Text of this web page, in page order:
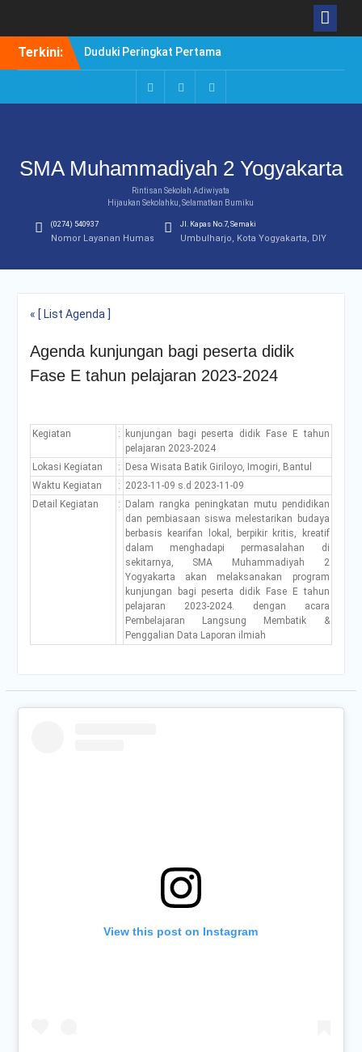
Terkini:
Duduki Peringkat Pertama
Rangking Pararel IPA
Selamat!Siswa Diterima
PTN Jalur SBMPTN 2020
Negeri?
InstagramFacebookTwitter
SMA Muhammadiyah 2 Yogyakarta
Rintisan Sekolah Adiwiyata
Hijaukan Sekolahku, Selamatkan Bumiku
(0274) 540937
Nomor Layanan Humas
Jl. Kapas No.7, Semaki
Umbulharjo, Kota Yogyakarta, DIY
« [ List Agenda ]
Agenda kunjungan bagi peserta didik
Fase E tahun pelajaran 2023-2024
Kegiatan :
kunjungan bagi peserta didik Fase E tahun
pelajaran 2023-2024
Lokasi Kegiatan
:
Desa Wisata Batik Giriloyo, Imogiri, Bantul
Waktu Kegiatan
: 2023-11-09 s.d 2023-11-09
Detail Kegiatan
:
Dalam rangka peningkatan mutu pendidikan
dan pembiasaan siswa melestarikan budaya
berbasis kearifan lokal, berpikir kritis, kreatif
dalam menghadapi permasalahan di
sekitarnya, SMA Muhammadiyah 2
Yogyakarta akan melaksanakan program
kunjungan bagi peserta didik Fase E tahun
pelajaran 2023-2024. dengan acara
Pembelajaran Langsung Membatik &
Penggalian Data Laporan ilmiah
View this post on Instagram